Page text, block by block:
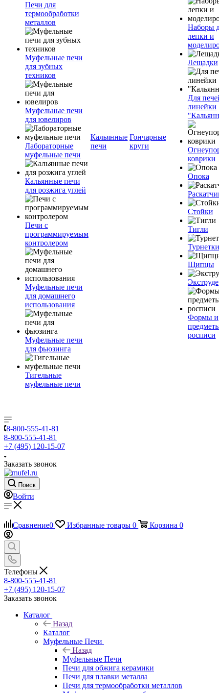
Печи для
термообработки
металлов
Муфельные печи
для зубных
техников
Муфельные печи
для ювелиров
Лабораторные
муфельные печи
Кальянные печи
для розжига углей
Печи с
программируемым
контролером
Муфельные печи
для домашнего
использования
Муфельные печи
для фьюзинга
Тигельные
муфельные печи
Кальянные
печи
Гончарные
круги
Наборы
лепки и
Лещадки
Для
линейки
коврики
Опока
Стойки
Тигли
Турнетки
Щипцы
Формы и
росписи
8-800-555-41-81
8-800-555-41-81
+7 (495) 120-15-07
Заказать звонок
Поиск
Войти
Сравнение0 Избранные товары 0 Корзина 0
Телефоны
8-800-555-41-81
+7 (495) 120-15-07
Заказать звонок
Каталог
Назад
Каталог
Муфельные Печи
Назад
Муфельные Печи
Печи для обжига керамики
Печи для плавки металла
Печи для термообработки металлов